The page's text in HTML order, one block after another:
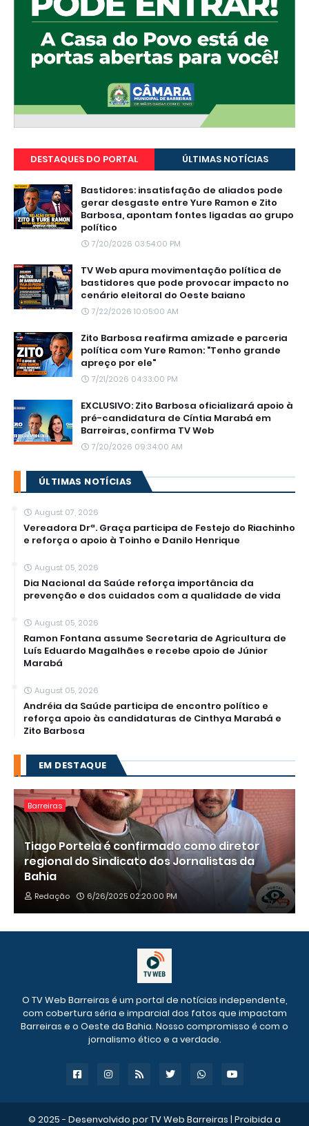
DESTAQUES DO PORTAL ÚLTIMAS NOTÍCIAS
Bastidores: insatisfação de aliados pode
gerar desgaste entre Yure Ramon e Zito
Barbosa, apontam fontes ligadas ao grupo
político
7/20/2026 03:54:00 PM
TV Web apura movimentação política de
bastidores que pode provocar impacto no
cenário eleitoral do Oeste baiano
7/22/2026 10:05:00 AM
Zito Barbosa reafirma amizade e parceria
política com Yure Ramon: "Tenho grande
apreço por ele"
7/21/2026 04:33:00 PM
EXCLUSIVO: Zito Barbosa oficializará apoio à
pré-candidatura de Cíntia Marabá em
Barreiras, confirma TV Web
7/20/2026 09:34:00 AM
ÚLTIMAS NOTÍCIAS
August 07, 2026
Vereadora Drª. Graça participa de Festejo do Riachinho
e reforça o apoio à Toinho e Danilo Henrique
August 05, 2026
Dia Nacional da Saúde reforça importância da
prevenção e dos cuidados com a qualidade de vida
August 05, 2026
Ramon Fontana assume Secretaria de Agricultura de
Luís Eduardo Magalhães e recebe apoio de Júnior
Marabá
August 05, 2026
Andréia da Saúde participa de encontro político e
reforça apoio às candidaturas de Cinthya Marabá e
Zito Barbosa
EM DESTAQUE
Barreiras
Tiago Portela é confirmado como diretor
regional do Sindicato dos Jornalistas da
Bahia
Redação 6/26/2025 02:20:00 PM
O TV Web Barreiras é um portal de notícias independente,
com cobertura séria e imparcial dos fatos que impactam
Barreiras e o Oeste da Bahia. Nosso compromisso é com o
jornalismo ético e a verdade.
© 2025 - Desenvolvido porTV Web Barreiras | Proibida a